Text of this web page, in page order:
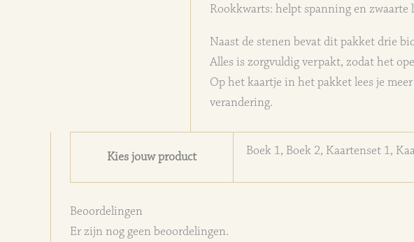
Rookkwarts: helpt spanning en
Naast de stenen bevat dit pakket drie
Alles is zorgvuldig verpakt, zodat het
Op het kaartje in het pakket lees je
verandering.
Kies jouw product Boek 1, Boek 2, Kaartenset 1,
Beoordelingen
Er zijn nog geen beoordelingen.